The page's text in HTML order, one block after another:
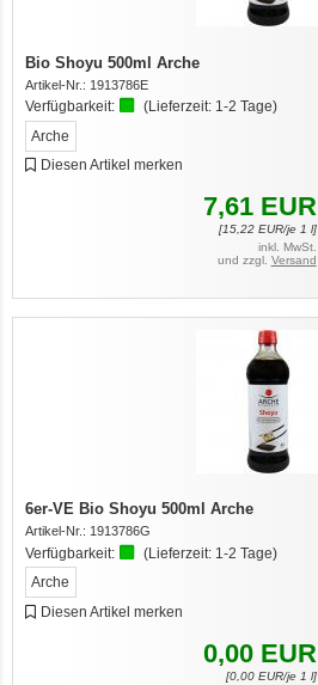
Bio Shoyu 500ml Arche
Artikel-Nr.: 1913786E
Verfügbarkeit: (Lieferzeit: 1-2 Tage)
Arche
Diesen Artikel merken
7,61 EUR
[15,22EUR/je 1 l]
inkl. MwSt.
und zzgl. Versand
6er-VE Bio Shoyu 500ml Arche
Artikel-Nr.: 1913786G
Verfügbarkeit: (Lieferzeit: 1-2 Tage)
Arche
Diesen Artikel merken
0,00 EUR
[0,00EUR/je 1 l]